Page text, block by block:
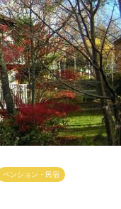
ペンション・民宿